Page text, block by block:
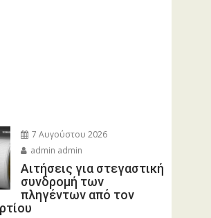
7 Αυγούστου 2026
admin admin
Αιτήσεις για στεγαστική
συνδρομή των
πληγέντων από τον